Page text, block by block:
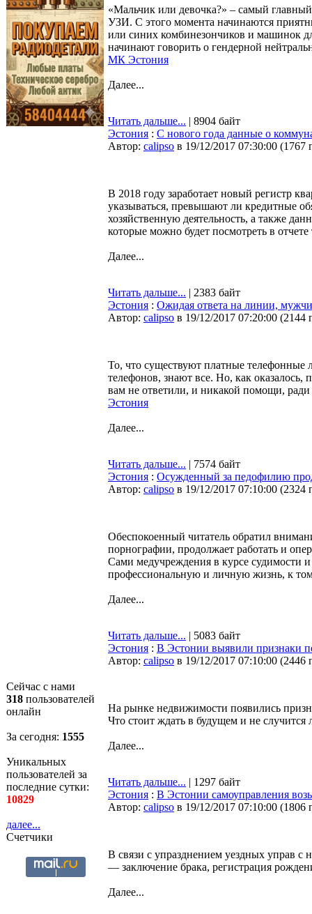
Сейчас с нами
318 пользователей
онлайн
За сегодня: 1555
Уникальных
пользователей за
последние сутки:
10829
далее...
Счетчики
«Мальчик или девочка?» – самый
УЗИ. С этого момента начинаются
или синих комбинезончиков и машинок
начинают говорить о гендерной
МК Эстония
Далее...
Читать дальше... | 8904 байт
Эстония : С нового года данные о
Автор: calipso в 19/12/2017 07:30:00 (1767
В 2018 году заработает новый регистр
указываться, превышают ли кредитные
хозяйственную деятельность, а также
которые можно будет посмотреть в
Далее...
Читать дальше... | 2383 байт
Эстония : Ожидая ответа на линии,
Автор: calipso в 19/12/2017 07:20:00 (2144
То, что существуют платные телефонные
телефонов, знают все. Но, как оказалось,
вам не ответили, и никакой помощи,
Эстония
Далее...
Читать дальше... | 7574 байт
Эстония : Осужденный за педофилию
Автор: calipso в 19/12/2017 07:10:00 (2324
Обеспокоенный читатель обратил
порнографии, продолжает работать и
Сами медучреждения в курсе судимости
профессиональную и личную жизнь, к
Далее...
Читать дальше... | 5083 байт
Эстония : В Эстонии выявили признаки
Автор: calipso в 19/12/2017 07:10:00 (2446
На рынке недвижимости появились
Что стоит ждать в будущем и не случится
Далее...
Читать дальше... | 1297 байт
Эстония : В Эстонии самоуправления
Автор: calipso в 19/12/2017 07:10:00 (1806
В связи с упразднением уездных управ с
— заключение брака, регистрация
Далее...